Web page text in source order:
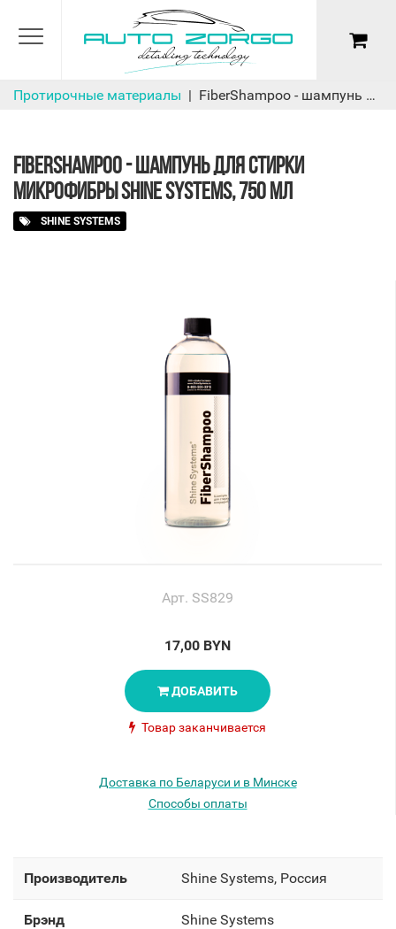
Протирочные материалы FiberShampoo - шампунь для стирки микрофибры Shine Systems, 750 мл
FIBERSHAMPOO - ШАМПУНЬ ДЛЯ СТИРКИ
МИКРОФИБРЫ SHINE SYSTEMS, 750 МЛ
SHINE SYSTEMS
Арт. SS829
17,00 BYN
ДОБАВИТЬ
Товар заканчивается
Доставка по Беларуси и в Минске
Способы оплаты
Производитель Shine Systems, Россия
Брэнд Shine Systems